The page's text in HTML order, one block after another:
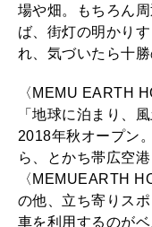
場や畑。もちろん
ば、街灯の明かり
れ、気づいたら十
〈MEMU EARTH
「地球に泊まり、
2018年秋オープン
ら、とかち帯広空
〈MEMUEARTH
の他、立ち寄りス
車を利用するのがベ